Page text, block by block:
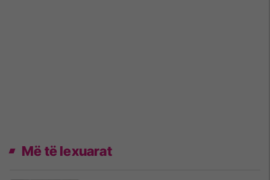
Më të lexuarat